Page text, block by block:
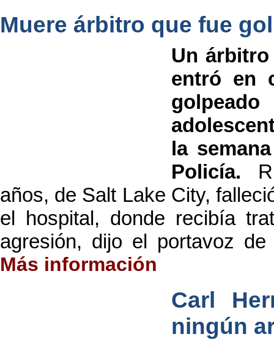
Muere árbitro que fue
Un
entró en
la
Policía.
años, de Salt Lake City,
el hospital, donde recibía
agresión, dijo el portavoz
Más información
Carl
ningún